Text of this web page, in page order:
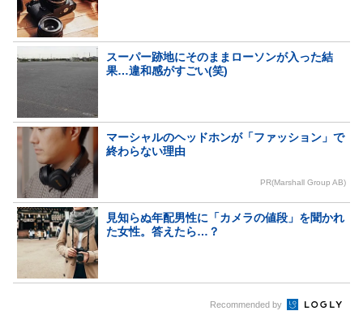
スーパー跡地にそのままローソンが入った結
果…違和感がすごい(笑)
マーシャルのヘッドホンが「ファッション」で
終わらない理由
PR(Marshall Group AB)
見知らぬ年配男性に「カメラの値段」を聞かれ
た女性。答えたら…？
Recommended by